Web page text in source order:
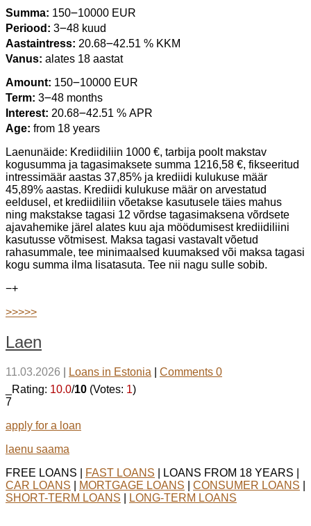
Summa: 150౼10000 EUR
Periood: 3౼48 kuud
Aastaintress: 20.68౼42.51 % KKM
Vanus: alates 18 aastat
Amount: 150౼10000 EUR
Term: 3౼48 months
Interest: 20.68౼42.51 % APR
Age: from 18 years
Laenunäide: Krediidiliin 1000 €, tarbija poolt makstav
kogusumma ja tagasimaksete summa 1216,58 €, fikseeritud
intressimäär aastas 37,85% ja krediidi kulukuse määr
45,89% aastas. Krediidi kulukuse määr on arvestatud
eeldusel, et krediidiliin võetakse kasutusele täies mahus
ning makstakse tagasi 12 võrdse tagasimaksena võrdsete
ajavahemike järel alates kuu aja möödumisest krediidiliini
kasutusse võtmisest. Maksa tagasi vastavalt võetud
rahasummale, tee minimaalsed kuumaksed või maksa tagasi
kogu summa ilma lisatasuta. Tee nii nagu sulle sobib.
−+
>>>>>
Laen
11.03.2026 Loans in Estonia
Comments 0
_Rating: 10.0/10 (Votes: 1)
7
apply for a loan
laenu saama
FREE LOANS |
FAST LOANS | LOANS FROM 18 YEARS |
CAR LOANS
MORTGAGE LOANS CONSUMER LOANS
SHORT-TERM LOANS
LONG-TERM LOANS